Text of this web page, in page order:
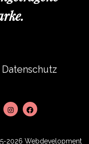
Datenschutz
2026 Webdevelopment